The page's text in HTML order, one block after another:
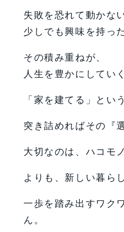
失敗を恐れて動かな
少しでも興味を持っ
その積み重ねが、
人生を豊かにしてい
「家を建てる」とい
突き詰めればその『
大切なのは、ハコモ
よりも、新しい暮ら
一歩を踏み出すワク
ん。